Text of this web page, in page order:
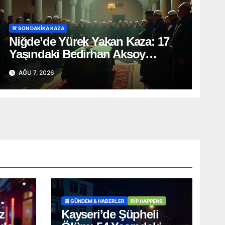
🚨 SON DAKİKA KAZA
Niğde’de Yürek Yakan Kaza: 17
Yaşındaki Bedirhan Aksoy
Toprağa Verildi
AĞU 7, 2026
📰 GÜNDEM & HABERLER RİP HAPPENS
Kayseri’de Şüpheli